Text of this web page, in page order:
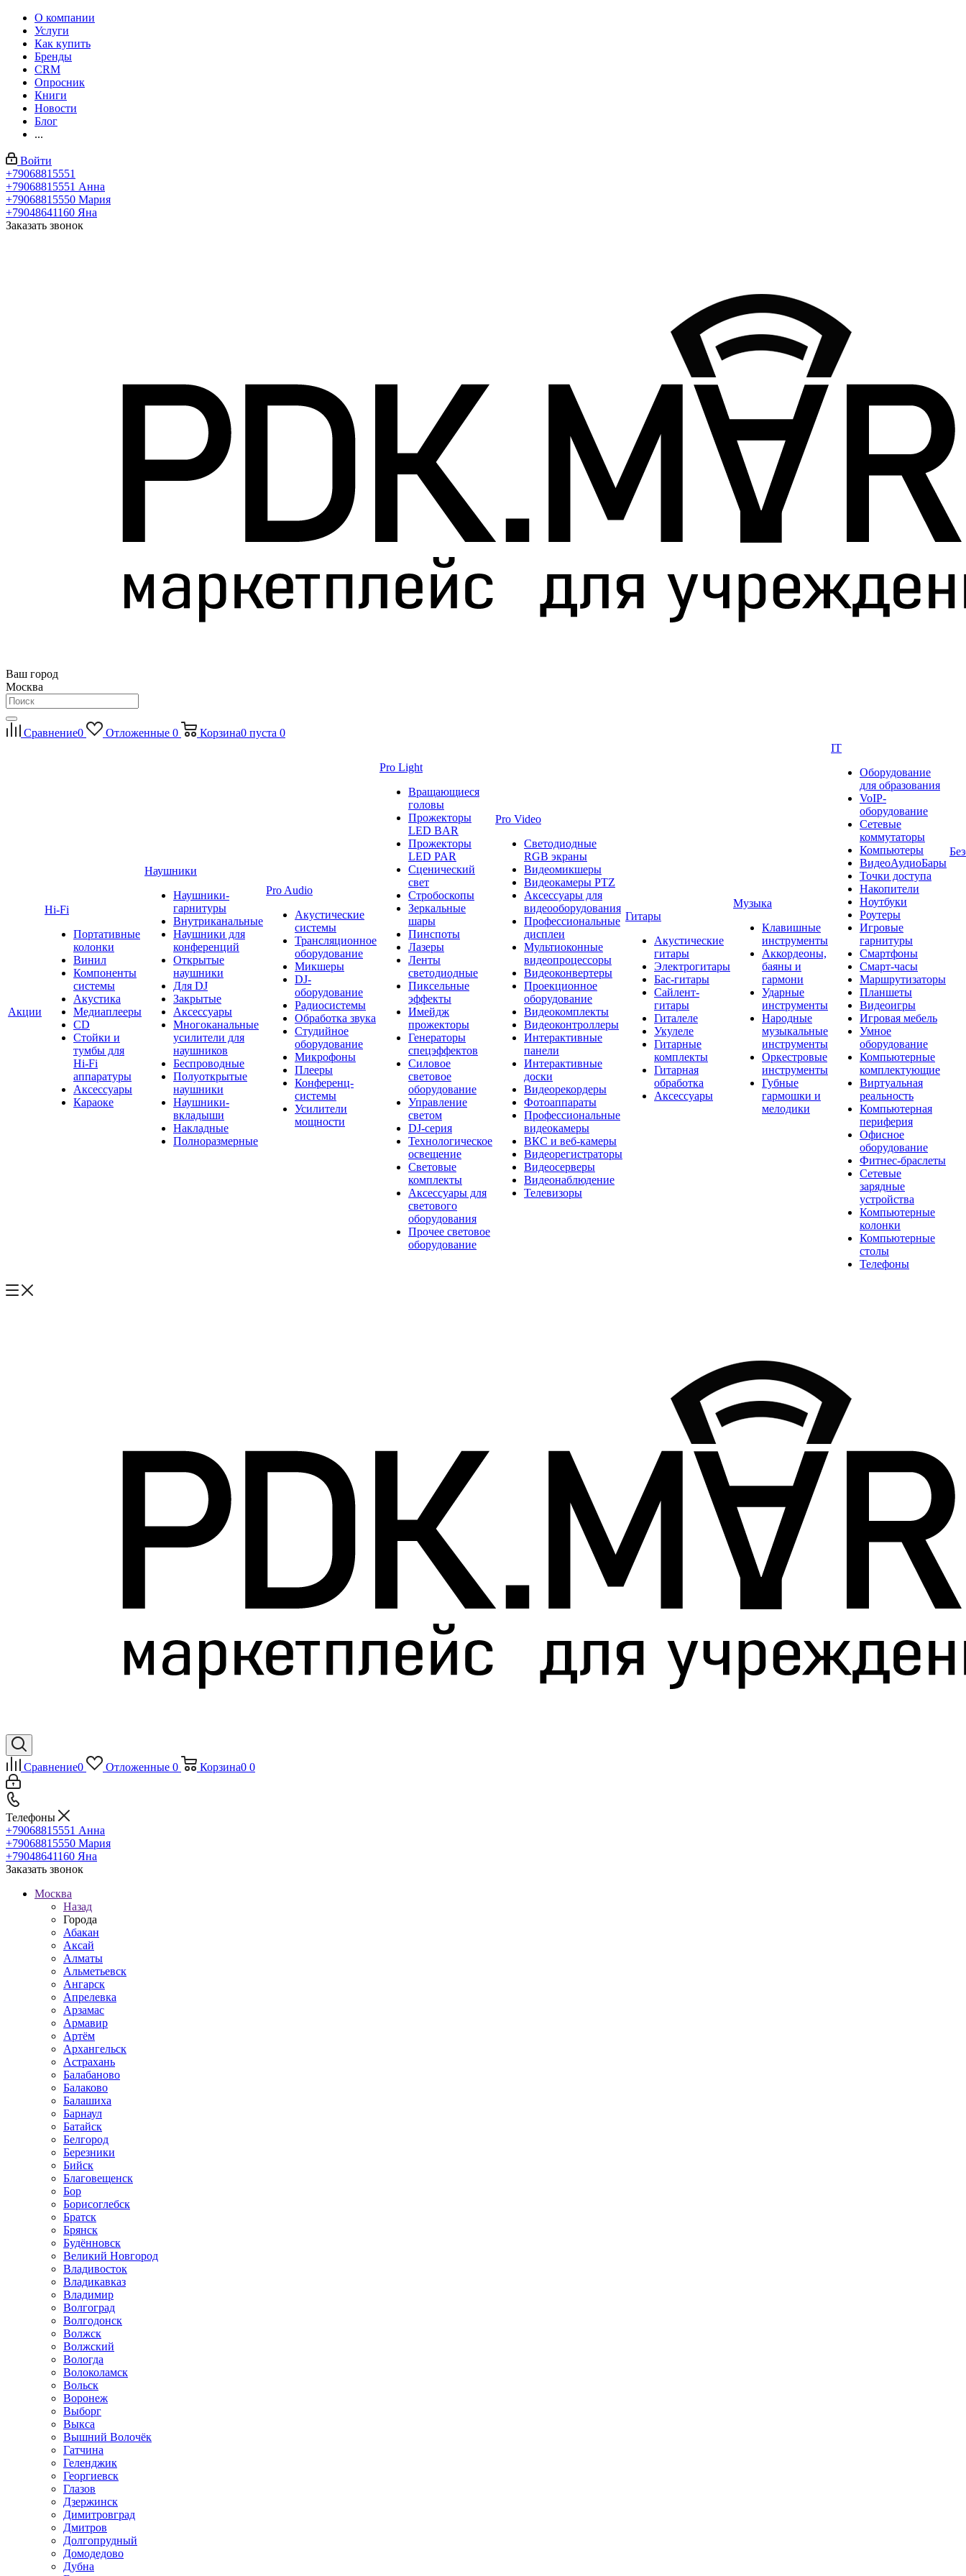
О компании
Услуги
Как купить
Бренды
CRM
Опросник
Книги
Новости
Блог
...
Войти
+79068815551
+79068815551 Анна
+79068815550 Мария
+79048641160 Яна
Заказать звонок
Ваш город
Москва
Сравнение0 Отложенные 0 Корзина0 пуста 0
Акции
Hi-Fi
Портативные
колонки
Винил
Компоненты
системы
Акустика
Медиаплееры
CD
Стойки и
тумбы для
Hi-Fi
аппаратуры
Аксессуары
Караоке
Наушники
Наушники-
гарнитуры
Внутриканальные
Наушники для
конференций
Открытые
наушники
Для DJ
Закрытые
Аксессуары
Многоканальные
усилители для
наушников
Беспроводные
Полуоткрытые
наушники
Наушники-
вкладыши
Накладные
Полноразмерные
Pro Audio
Акустические
системы
Трансляционное
оборудование
Микшеры
DJ-
оборудование
Радиосистемы
Обработка звука
Студийное
оборудование
Микрофоны
Плееры
Конференц-
системы
Усилители
мощности
Pro Light
Вращающиеся
головы
Прожекторы
LED BAR
Прожекторы
LED PAR
Сценический
свет
Стробоскопы
Зеркальные
шары
Пинспоты
Лазеры
Ленты
светодиодные
Пиксельные
эффекты
Имейдж
прожекторы
Генераторы
спецэффектов
Силовое
световое
оборудование
Управление
светом
DJ-серия
Технологическое
освещение
Световые
комплекты
Аксессуары для
светового
оборудования
Прочее световое
оборудование
Pro Video
Светодиодные
RGB экраны
Видеомикшеры
Видеокамеры PTZ
Аксессуары для
видеооборудования
Профессиональные
дисплеи
Мультиоконные
видеопроцессоры
Видеоконвертеры
Проекционное
оборудование
Видеокомплекты
Видеоконтроллеры
Интерактивные
панели
Интерактивные
доски
Видеорекордеры
Фотоаппараты
Профессиональные
видеокамеры
ВКС и веб-камеры
Видеорегистраторы
Видеосерверы
Видеонаблюдение
Телевизоры
Гитары
Акустические
гитары
Электрогитары
Бас-гитары
Сайлент-
гитары
Гиталеле
Укулеле
Гитарные
комплекты
Гитарная
обработка
Аксессуары
Музыка
Клавишные
инструменты
Аккордеоны,
баяны и
гармони
Ударные
инструменты
Народные
музыкальные
инструменты
Оркестровые
инструменты
Губные
гармошки и
мелодики
IT
Оборудование
для образования
VoIP-
оборудование
Сетевые
коммутаторы
Компьютеры
ВидеоАудиоБары
Точки доступа
Накопители
Ноутбуки
Роутеры
Игровые
гарнитуры
Смартфоны
Смарт-часы
Маршрутизаторы
Планшеты
Видеоигры
Игровая мебель
Умное
оборудование
Компьютерные
комплектующие
Виртуальная
реальность
Компьютерная
периферия
Офисное
оборудование
Фитнес-браслеты
Сетевые
зарядные
устройства
Компьютерные
колонки
Компьютерные
столы
Телефоны
Сравнение0 Отложенные 0 Корзина0 0
Телефоны
+79068815551 Анна
+79068815550 Мария
+79048641160 Яна
Заказать звонок
Москва
Назад
Города
Абакан
Аксай
Алматы
Альметьевск
Ангарск
Апрелевка
Арзамас
Армавир
Артём
Архангельск
Астрахань
Балабаново
Балаково
Балашиха
Барнаул
Батайск
Белгород
Березники
Бийск
Благовещенск
Бор
Борисоглебск
Братск
Брянск
Будённовск
Великий Новгород
Владивосток
Владикавказ
Владимир
Волгоград
Волгодонск
Волжск
Волжский
Вологда
Волоколамск
Вольск
Воронеж
Выборг
Выкса
Вышний Волочёк
Гатчина
Геленджик
Георгиевск
Глазов
Дзержинск
Димитровград
Дмитров
Долгопрудный
Домодедово
Дубна